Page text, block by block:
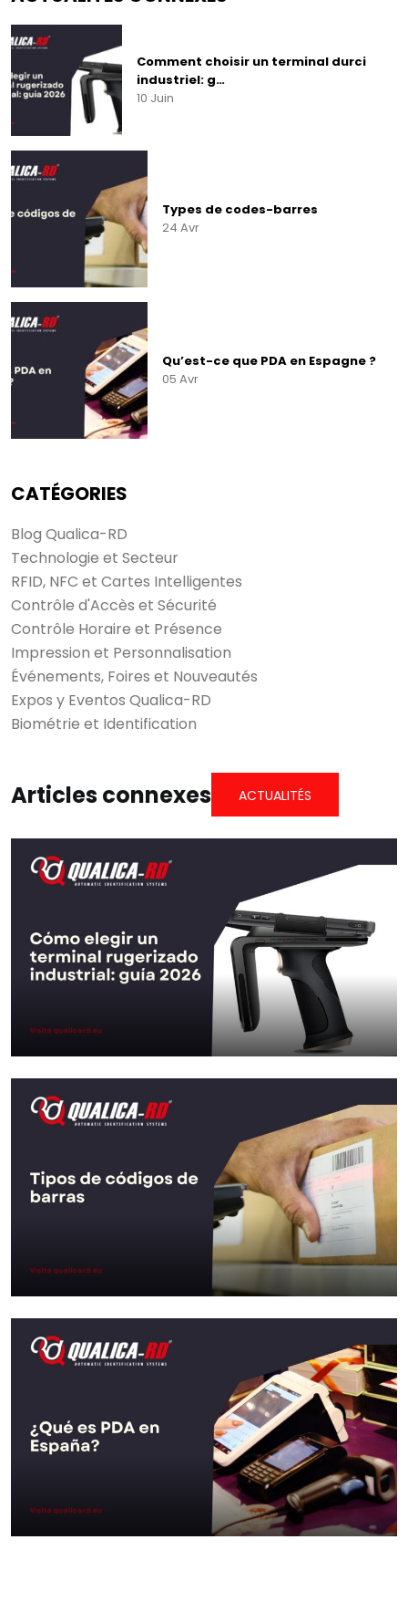
Comment choisir un terminal durci
industriel: g…
10 Juin
Types de codes-barres
24 Avr
Qu’est-ce que PDA en Espagne ?
05 Avr
CATÉGORIES
Blog Qualica-RD
Technologie et Secteur
RFID, NFC et Cartes Intelligentes
Contrôle d'Accès et Sécurité
Contrôle Horaire et Présence
Impression et Personnalisation
Événements, Foires et Nouveautés
Expos y Eventos Qualica-RD
Biométrie et Identification
Articles connexes ACTUALITÉS
industriel: guide 2026